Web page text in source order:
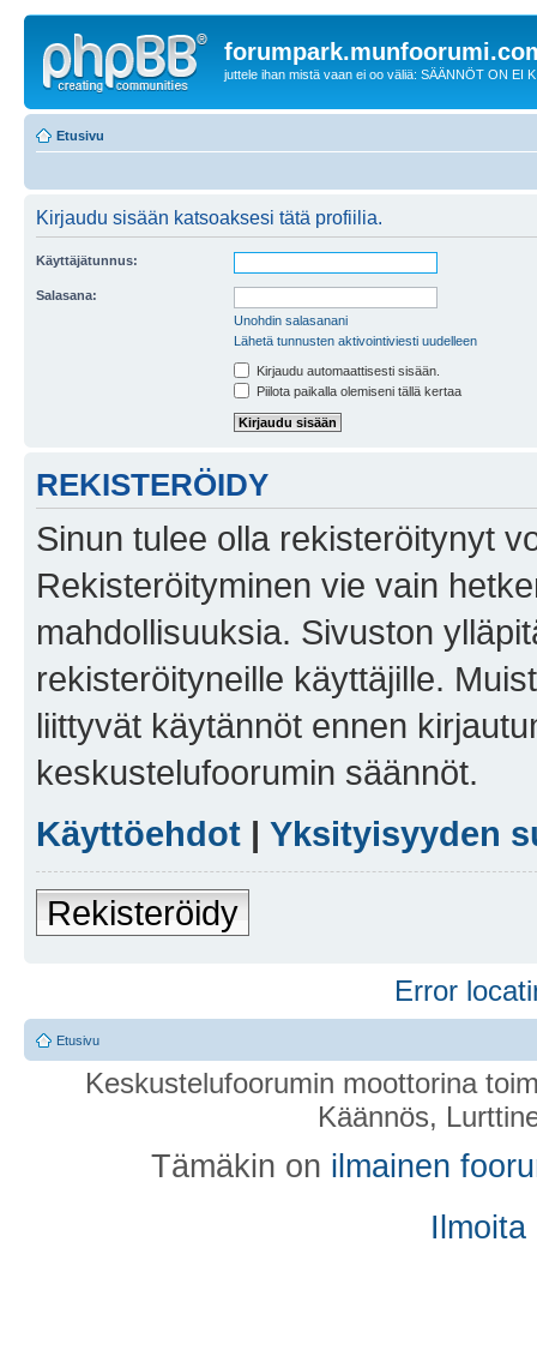
juttele ihan mistä vaan ei oo väliä: SÄÄNNÖT ON EI
Etusivu
Kirjaudu sisään katsoaksesi tätä profiilia.
Käyttäjätunnus:
Salasana:
Unohdin salasanani
Lähetä tunnusten aktivointiviesti uudelleen
Kirjaudu automaattisesti sisään.
Piilota paikalla olemiseni tällä kertaa
REKISTERÖIDY
Sinun tulee olla rekisteröitynyt
Rekisteröityminen vie vain
mahdollisuuksia. Sivuston
rekisteröityneille käyttäjille.
liittyvät käytännöt ennen
keskustelufoorumin säännöt.
Käyttöehdot | Yksityisyyden
Rekisteröidy
Error
Etusivu
Keskustelufoorumin moottorina
Käännös,
Tämäkin on ilmainen